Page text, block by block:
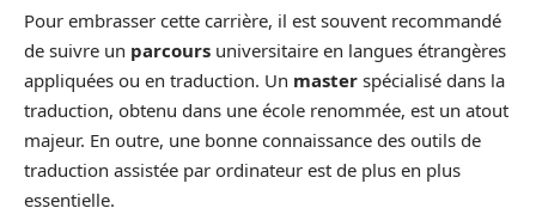
Pour embrasser cette carrière, il est souvent recommandé
de suivre un parcours universitaire en langues étrangères
appliquées ou en traduction. Un master spécialisé dans la
traduction, obtenu dans une école renommée, est un atout
majeur. En outre, une bonne connaissance des outils de
traduction assistée par ordinateur est de plus en plus
essentielle.